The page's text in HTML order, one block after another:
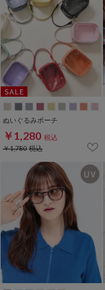
ぬいぐるみポーチ
￥1,280 税込
￥1,780税込